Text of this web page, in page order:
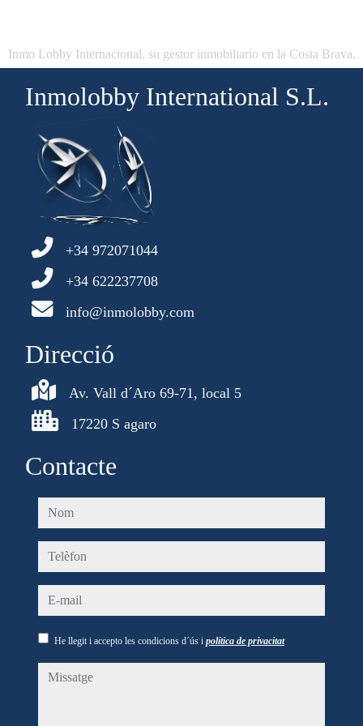
Inmo Lobby Internacional, su gestor inmobiliario en la Costa Brava.
Inmolobby International S.L.
+34 972071044
+34 622237708
info@inmolobby.com
Direcció
Av. Vall d´Aro 69-71, local 5
17220 S agaro
Contacte
nom
telèfon
e-mail
He llegit i accepto les condicions d´ús i política de privacitat
missatge